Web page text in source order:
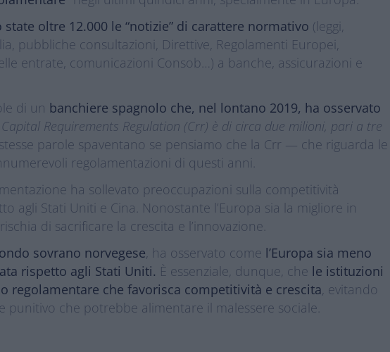
oltre 12.000 le “notizie” di carattere normativo (leggi,
pubbliche consultazioni, Direttive, Regolamenti Europei,
entrate, comunicazioni Consob…) a banche, assicurazioni e
di un banchiere spagnolo che, nel lontano 2019, ha osservato
Requirements Regulation (Crr) è di circa due milioni, pari a tre
stesse parole spaventano se pensiamo che la Crr — che riguarda le
regolamentazioni di questi anni.
ha sollevato preoccupazioni sulla competitività
agli Stati Uniti e Cina. Nonostante l’Europa sia la migliore in
di sacrificare la crescita e l’innovazione.
sovrano norvegese , ha osservato come l’Europa sia meno
rispetto agli Stati Uniti. È essenziale, dunque, che le istituzioni
regolamentare che favorisca competitività e crescita , evitando
punitivo che potrebbe alimentare il malessere sociale.